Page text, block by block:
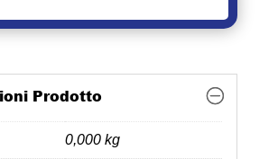
Prodotto
0,000 kg